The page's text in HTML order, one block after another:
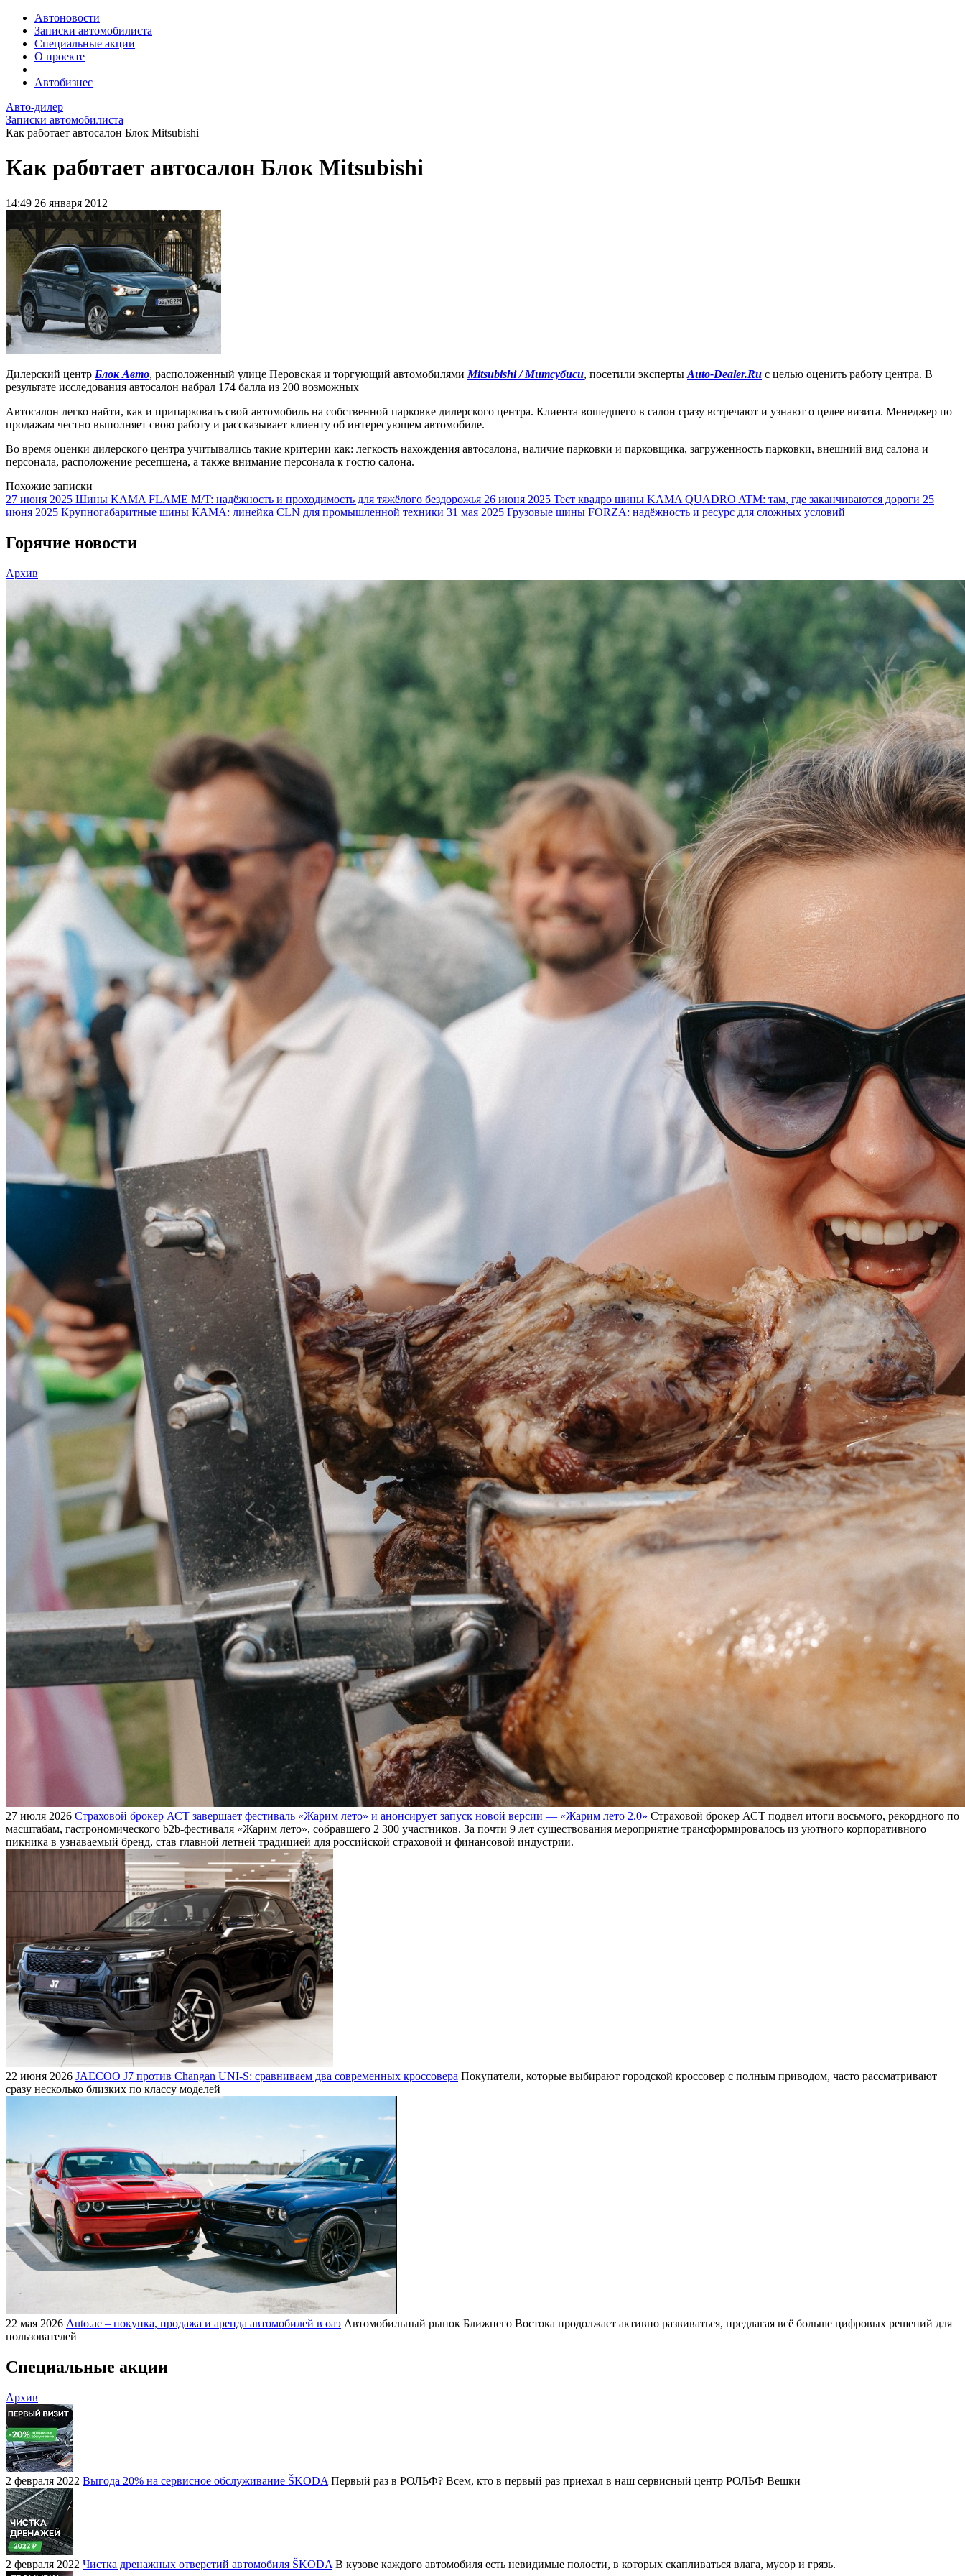
Автоновости
Записки автомобилиста
Специальные акции
О проекте
Автобизнес
Авто-дилер
Записки автомобилиста
Как работает автосалон Блок Mitsubishi
Как работает автосалон Блок Mitsubishi
14:49 26 января 2012
Дилерский центр Блок Авто, расположенный улице Перовская и торгующий автомобилями Mitsubishi / Митсубиси, посетили эксперты Auto-Dealer.Ru с целью оценить работу центра. В
результате исследования автосалон набрал 174 балла из 200 возможных
Автосалон легко найти, как и припарковать свой автомобиль на собственной парковке дилерского центра. Клиента вошедшего в салон сразу встречают и узнают о целее визита. Менеджер по
продажам честно выполняет свою работу и рассказывает клиенту об интересующем автомобиле.
Во время оценки дилерского центра учитывались такие критерии как: легкость нахождения автосалона, наличие парковки и парковщика, загруженность парковки, внешний вид салона и
персонала, расположение ресепшена, а также внимание персонала к гостю салона.
Похожие записки
27 июня 2025 Шины KAMA FLAME M/T: надёжность и проходимость для тяжёлого бездорожья 26 июня 2025 Тест квадро шины KAMA QUADRO ATM: там, где заканчиваются дороги 25
июня 2025 Крупногабаритные шины КАМА: линейка CLN для промышленной техники 31 мая 2025 Грузовые шины FORZA: надёжность и ресурс для сложных условий
Горячие новости
Архив
27 июля 2026 Страховой брокер АСТ завершает фестиваль «Жарим лето» и анонсирует запуск новой версии — «Жарим лето 2.0» Страховой брокер АСТ подвел итоги восьмого, рекордного по
масштабам, гастрономического b2b-фестиваля «Жарим лето», собравшего 2 300 участников. За почти 9 лет существования мероприятие трансформировалось из уютного корпоративного
пикника в узнаваемый бренд, став главной летней традицией для российской страховой и финансовой индустрии.
22 июня 2026 JAECOO J7 против Changan UNI-S: сравниваем два современных кроссовера Покупатели, которые выбирают городской кроссовер с полным приводом, часто рассматривают
сразу несколько близких по классу моделей
22 мая 2026 Auto.ae – покупка, продажа и аренда автомобилей в оаэ Автомобильный рынок Ближнего Востока продолжает активно развиваться, предлагая всё больше цифровых решений для
пользователей
Специальные акции
Архив
2 февраля 2022 Выгода 20% на сервисное обслуживание ŠKODA Первый раз в РОЛЬФ? Всем, кто в первый раз приехал в наш сервисный центр РОЛЬФ Вешки
2 февраля 2022 Чистка дренажных отверстий автомобиля ŠKODA В кузове каждого автомобиля есть невидимые полости, в которых скапливаться влага, мусор и грязь.